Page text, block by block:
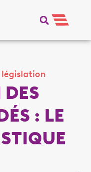
législation
: LE